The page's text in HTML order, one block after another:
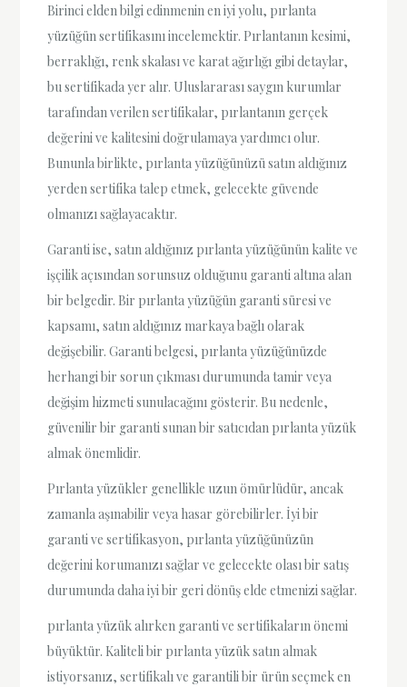
Birinci elden bilgi edinmenin en iyi yolu, pırlanta
yüzüğün sertifikasını incelemektir. Pırlantanın kesimi,
berraklığı, renk skalası ve karat ağırlığı gibi detaylar,
bu sertifikada yer alır. Uluslararası saygın kurumlar
tarafından verilen sertifikalar, pırlantanın gerçek
değerini ve kalitesini doğrulamaya yardımcı olur.
Bununla birlikte, pırlanta yüzüğünüzü satın aldığınız
yerden sertifika talep etmek, gelecekte güvende
olmanızı sağlayacaktır.
Garanti ise, satın aldığınız pırlanta yüzüğünün kalite ve
işçilik açısından sorunsuz olduğunu garanti altına alan
bir belgedir. Bir pırlanta yüzüğün garanti süresi ve
kapsamı, satın aldığınız markaya bağlı olarak
değişebilir. Garanti belgesi, pırlanta yüzüğünüzde
herhangi bir sorun çıkması durumunda tamir veya
değişim hizmeti sunulacağını gösterir. Bu nedenle,
güvenilir bir garanti sunan bir satıcıdan pırlanta yüzük
almak önemlidir.
Pırlanta yüzükler genellikle uzun ömürlüdür, ancak
zamanla aşınabilir veya hasar görebilirler. İyi bir
garanti ve sertifikasyon, pırlanta yüzüğünüzün
değerini korumanızı sağlar ve gelecekte olası bir satış
durumunda daha iyi bir geri dönüş elde etmenizi sağlar.
pırlanta yüzük alırken garanti ve sertifikaların önemi
büyüktür. Kaliteli bir pırlanta yüzük satın almak
istiyorsanız, sertifikalı ve garantili bir ürün seçmek en